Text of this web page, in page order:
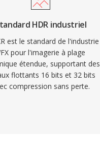
HDR industriel
est le standard de l'industrie
pour l'imagerie à plage
étendue, supportant des
flottants 16 bits et 32 bits
compression sans perte.